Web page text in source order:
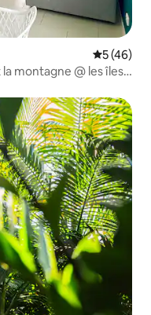
5 (46)
montagne @ les îles